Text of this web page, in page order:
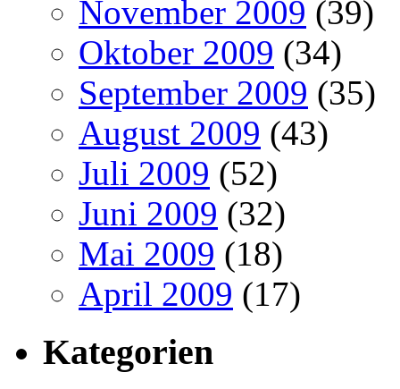
November 2009 (39)
Oktober 2009 (34)
September 2009 (35)
August 2009 (43)
Juli 2009 (52)
Juni 2009 (32)
Mai 2009 (18)
April 2009 (17)
Kategorien